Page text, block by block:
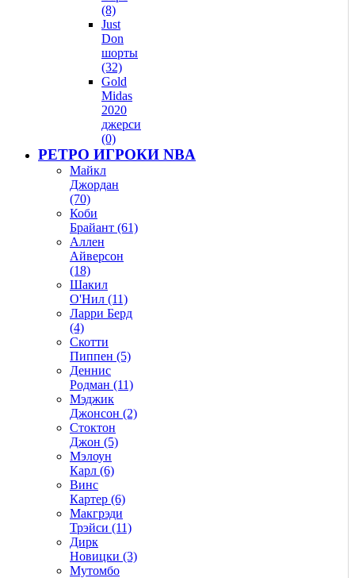
(8)
Just
Don
шорты
(32)
Gold
Midas
2020
джерси
(0)
РЕТРО ИГРОКИ NBA
Майкл
Джордан
(70)
Коби
Брайант (61)
Аллен
Айверсон
(18)
Шакил
О'Нил (11)
Ларри Берд
(4)
Скотти
Пиппен (5)
Деннис
Родман (11)
Мэджик
Джонсон (2)
Стоктон
Джон (5)
Мэлоун
Карл (6)
Винс
Картер (6)
Макгрэди
Трэйси (11)
Дирк
Новицки (3)
Мутомбо